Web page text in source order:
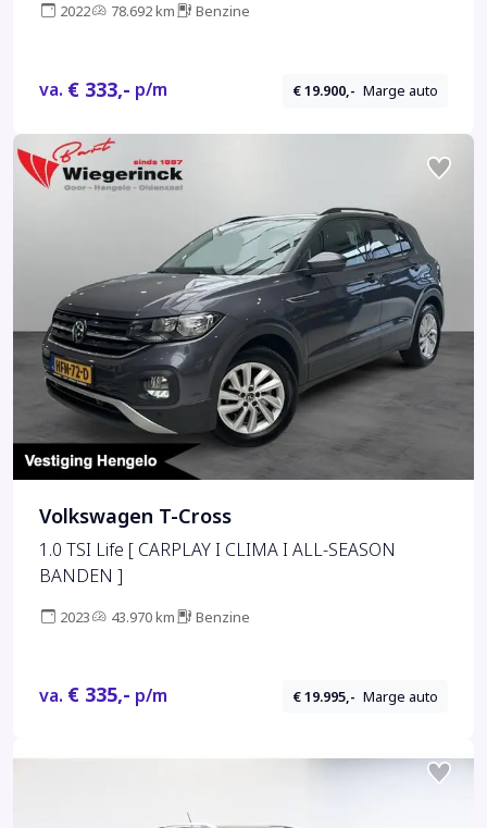
2022 78.692 km Benzine
va. € 333,- p/m € 19.900,- Marge auto
Volkswagen T-Cross
1.0 TSI Life [ CARPLAY I CLIMA I ALL-SEASON
BANDEN ]
2023 43.970 km Benzine
va. € 335,- p/m € 19.995,- Marge auto